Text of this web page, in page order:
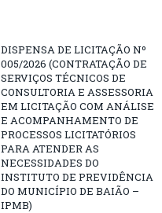
DISPENSA DE LICITAÇÃO Nº
005/2026 (CONTRATAÇÃO DE
SERVIÇOS TÉCNICOS DE
CONSULTORIA E ASSESSORIA
EM LICITAÇÃO COM ANÁLISE
E ACOMPANHAMENTO DE
PROCESSOS LICITATÓRIOS
PARA ATENDER AS
NECESSIDADES DO
INSTITUTO DE PREVIDÊNCIA
DO MUNICÍPIO DE BAIÃO –
IPMB)